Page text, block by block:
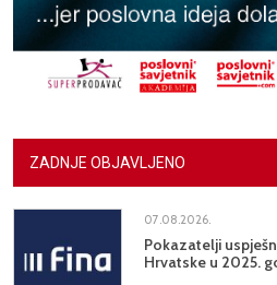
ZADNJE OBJAVLJENO
07.08.2026.
Pokazatelji
Hrvatske u 2025.